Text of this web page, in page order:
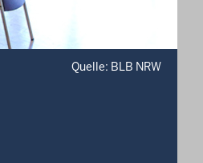
Quelle: BLB NRW